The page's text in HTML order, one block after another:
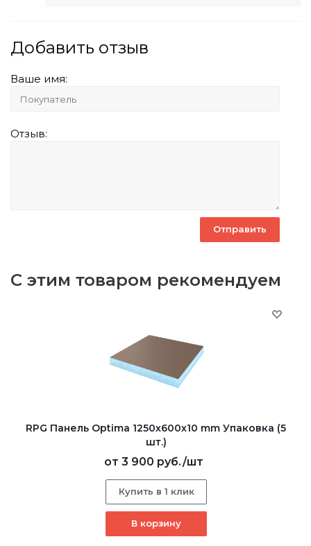
Добавить отзыв
Ваше имя:
Отзыв:
С этим товаром рекомендуем
RPG Панель Optima 1250х600х10 mm Упаковка (5
шт.)
от 3 900 руб./шт
Купить в 1 клик
В корзину